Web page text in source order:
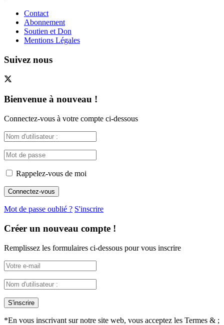
Contact
Abonnement
Soutien et Don
Mentions Légales
Suivez nous
Bienvenue à nouveau !
Connectez-vous à votre compte ci-dessous
Rappelez-vous de moi
Mot de passe oublié ? S'inscrire
Créer un nouveau compte !
Remplissez les formulaires ci-dessous pour vous inscrire
*En vous inscrivant sur notre site web, vous acceptez les Termes & ;